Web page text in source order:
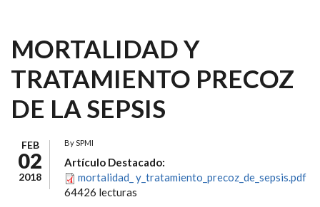
MORTALIDAD Y
TRATAMIENTO PRECOZ
DE LA SEPSIS
FEB
02
2018
BySPMI
Artículo Destacado:
mortalidad_ y_tratamiento_precoz_de_sepsis.pdf
64426 lecturas